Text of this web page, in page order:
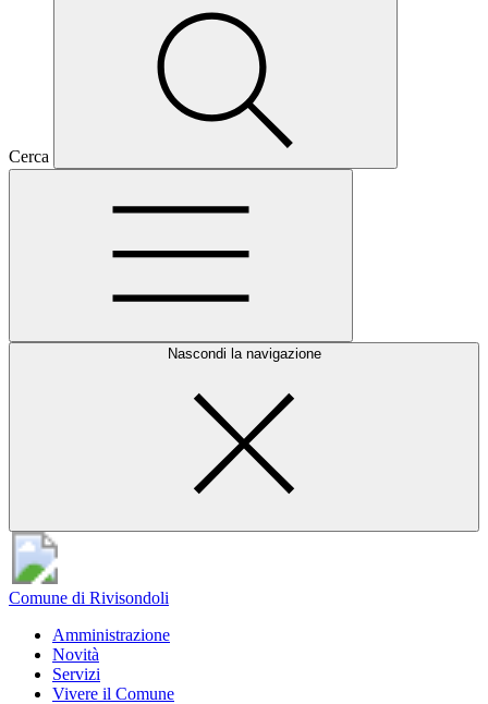
Cerca
Nascondi la navigazione
Comune di Rivisondoli
Amministrazione
Novità
Servizi
Vivere il Comune